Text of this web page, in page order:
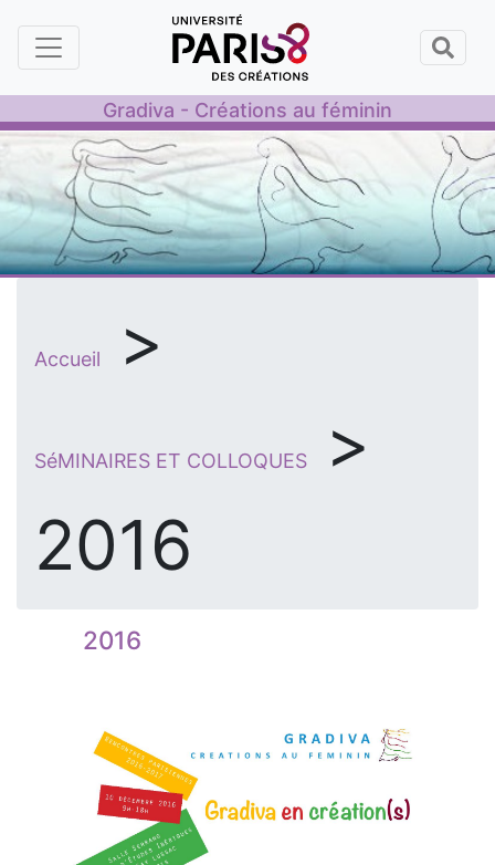
Panneau de gestion des cookies
Gradiva - Créations au féminin
Accueil >
SéMINAIRES ET COLLOQUES
>
2016
2016